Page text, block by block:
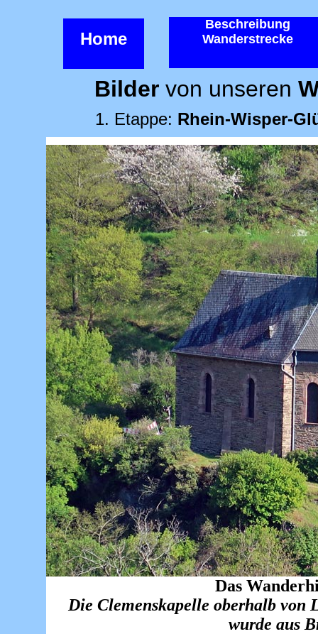
Home
Beschreibung
Wanderstrecke
Bilder von unseren
1. Etappe: Rhein-Wisper-
Das
Die Clemenskapelle oberhalb von
wurde aus